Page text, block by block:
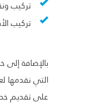
تركيب
تركيب
بالإضافة إلى
التي نقدمها
على تقديم